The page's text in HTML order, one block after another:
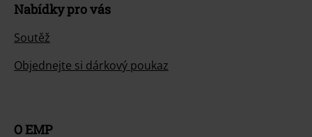
Nabídky pro vás
Soutěž
Objednejte si dárkový poukaz
O EMP